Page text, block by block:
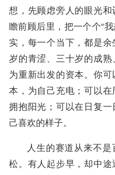
想，先顾虑旁人的眼光
瞻前顾后里，把一个个“
实，每一个当下，都是
岁的青涩、三十岁的成
为重新出发的资本。你
本，为自己充电；可以
拥抱阳光；可以在日复
己喜欢的样子。
人生的赛道从来不
松。有人起步早，却中